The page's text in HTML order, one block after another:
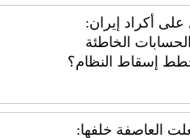
أكراد إيران:
الخاطئة
إسقاط النظام؟
العاصفة خلفها: